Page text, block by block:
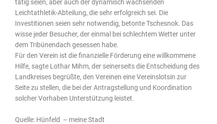
tätig seien, aber auch der dynamisch wachsenden
Leichtathletik-Abteilung, die sehr erfolgreich sei. Die
Investitionen seien sehr notwendig, betonte Tschesnok. Das
wisse jeder Besucher, der einmal bei schlechtem Wetter unter
dem Tribünendach gesessen habe.
Für den Verein ist die finanzielle Förderung eine willkommene
Hilfe, sagte Lothar Mihm, der seinerseits die Entscheidung des
Landkreises begrüßte, den Vereinen eine Vereinslotsin zur
Seite zu stellen, die bei der Antragstellung und Koordination
solcher Vorhaben Unterstützung leistet.
Quelle: Hünfeld – meine Stadt